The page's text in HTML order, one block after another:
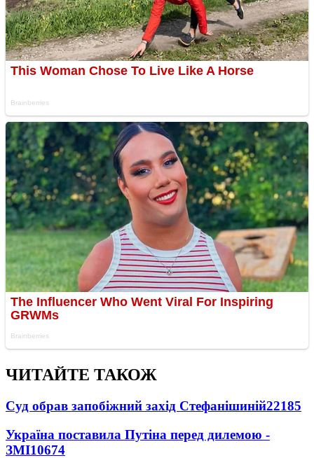
ЧИТАЙТЕ ТАКОЖ
Суд обрав запобіжний захід Стефанішиній22185
Україна поставила Путіна перед дилемою -
ЗМІ10674